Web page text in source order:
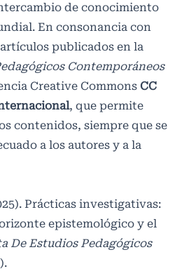
de conocimiento
En consonancia con
publicados en la
Contemporáneos
Creative Commons CC
, que permite
contenidos, siempre que se
a los autores y a la
Prácticas investigativas:
epistemológico y el
De Estudios Pedagógicos